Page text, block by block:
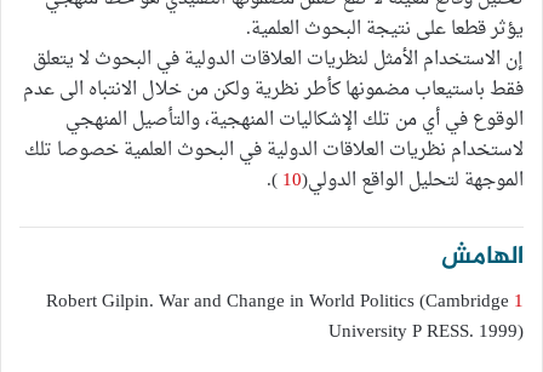
يؤثر قطعا على نتيجة البحوث العلمية.
إن الاستخدام الأمثل لنظريات العلاقات الدولية في البحوث لا يتعلق
فقط باستيعاب مضمونها كأطر نظرية ولكن من خلال الانتباه الى عدم
الوقوع في أي من تلك الإشكاليات المنهجية، والتأصيل المنهجي
لاستخدام نظريات العلاقات الدولية في البحوث العلمية خصوصا تلك
الموجهة لتحليل الواقع الدولي(10
).
الهامش
1
Robert Gilpin. War and Change in World Politics (Cambridge
University P RESS. 1999)